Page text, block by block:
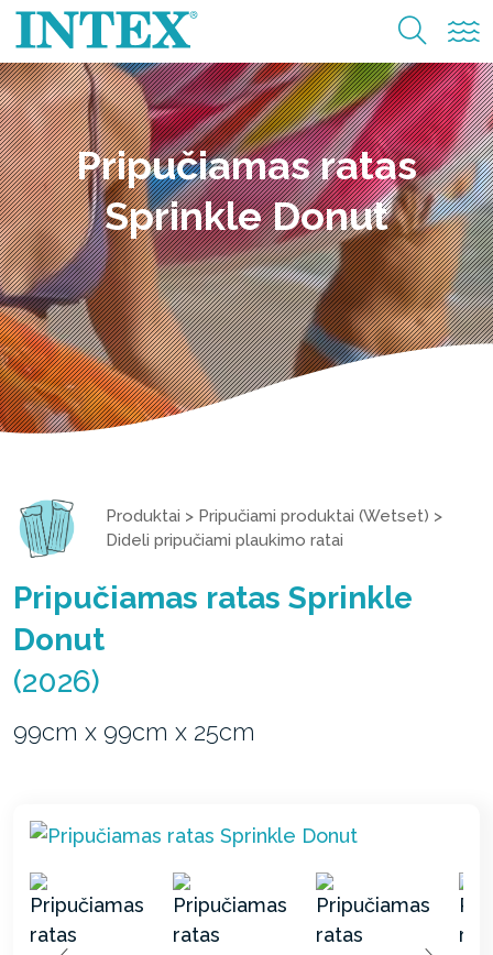
Pripučiamas ratas
Sprinkle Donut
Produktai > Pripučiami produktai (Wetset) >
Dideli pripučiami plaukimo ratai
Pripučiamas ratas Sprinkle
Donut
(2026)
99cm x 99cm x 25cm